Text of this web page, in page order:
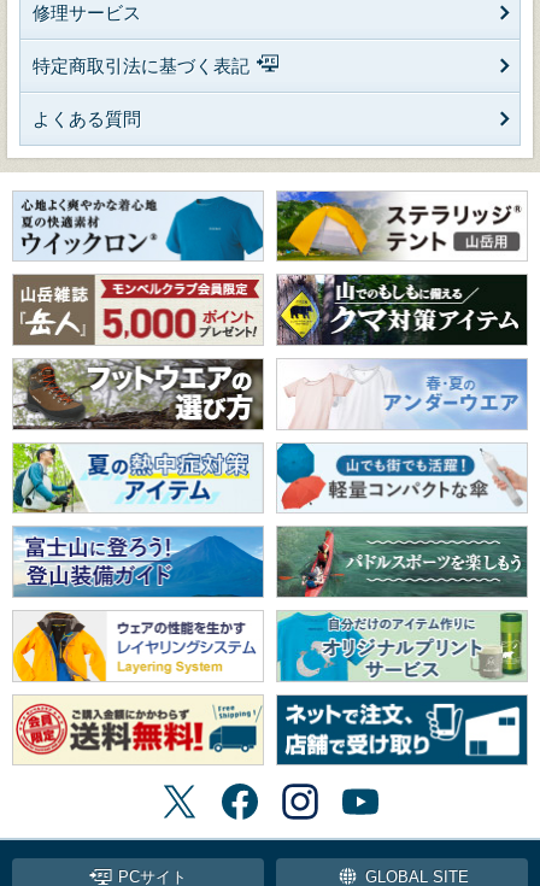
修理サービス
特定商取引法に基づく表記
よくある質問
PCサイト GLOBAL SITE